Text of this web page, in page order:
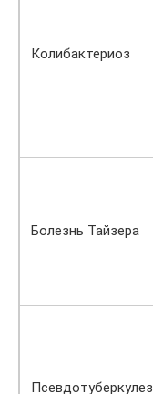
Колибактериоз
Болезнь Тайзера
Псевдотуберкулез